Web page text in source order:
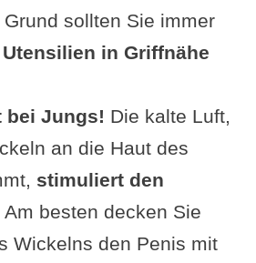
sollten Sie immer
Utensilien in Griffnähe
bei Jungs! Die kalte Luft,
an die Haut des
stimuliert den
Am besten decken Sie
Wickelns den Penis mit